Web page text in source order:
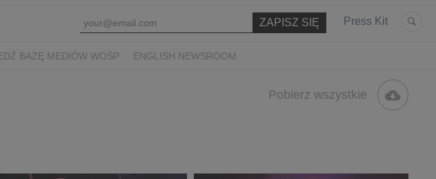
Press Kit
BAZĘ MEDIÓW WOŚP ENGLISH NEWSROOM
Pobierz wszystkie